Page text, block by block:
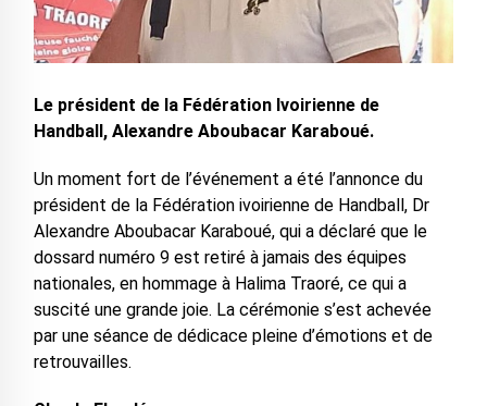
Le président de la Fédération Ivoirienne de
Handball, Alexandre Aboubacar Karaboué.
Un moment fort de l’événement a été l’annonce du
président de la Fédération ivoirienne de Handball, Dr
Alexandre Aboubacar Karaboué, qui a déclaré que le
dossard numéro 9 est retiré à jamais des équipes
nationales, en hommage à Halima Traoré, ce qui a
suscité une grande joie. La cérémonie s’est achevée
par une séance de dédicace pleine d’émotions et de
retrouvailles.